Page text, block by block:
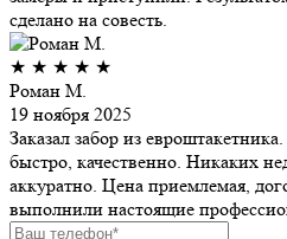
сделано на совесть.
★ ★ ★ ★ ★
Роман М.
19 ноября 2025
Заказал забор из
быстро, качественно. Никаких
аккуратно. Цена приемлемая,
выполнили настоящие